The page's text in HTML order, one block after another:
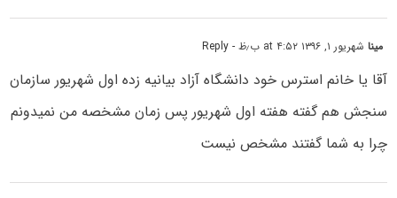
میناشهریور ۱, ۱۳۹۶ at ۴:۵۲ ب٫ظ - Reply
آقا یا خانم استرس خود دانشگاه آزاد بیانیه زده اول شهریور سازمان
سنجش هم گفته هفته اول شهریور پس زمان مشخصه من نمیدونم
چرا به شما گفتند مشخص نیست